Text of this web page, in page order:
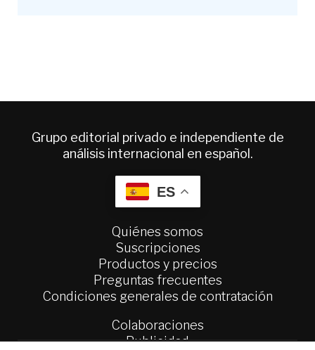
Grupo editorial privado e independiente de
análisis internacional en español.
ES
Quiénes somos
Suscripciones
Productos y precios
Preguntas frecuentes
Condiciones generales de contratación
Colaboraciones
Publicidad